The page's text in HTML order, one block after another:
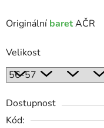
Originální baretAČR
Velikost
Dostupnost
Kód: